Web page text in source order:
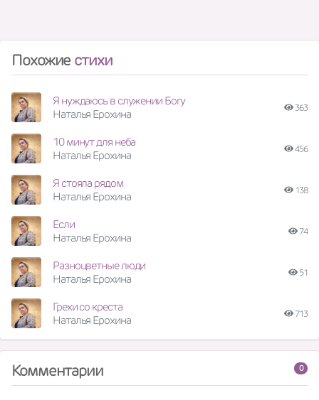
Похожие стихи
Я нуждаюсь в служении Богу
Наталья Ерохина
363
10 минут для неба
Наталья Ерохина
456
Я стояла рядом
Наталья Ерохина
138
Если
Наталья Ерохина
74
Разноцветные люди
Наталья Ерохина
51
Грехи со креста
Наталья Ерохина
713
0
Комментарии